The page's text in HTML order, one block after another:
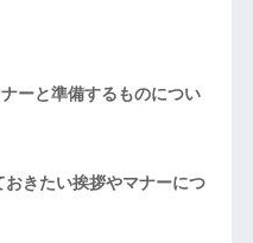
ーと準備するものについ
きたい挨拶やマナーにつ